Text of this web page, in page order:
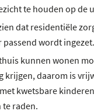
te houden op de
dat residentiële
passend wordt ingezet.
kunnen wonen
krijgen, daarom is
kwetsbare
raden.